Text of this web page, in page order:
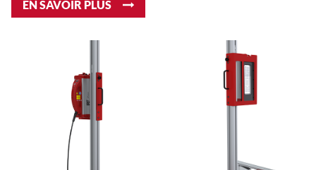
EN SAVOIR PLUS